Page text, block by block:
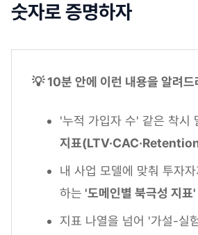
숫자로 증명하자
💡 10분 안에 이런 내용을 알려드
'누적 가입자 수' 같은 착시
지표
내 사업 모델에 맞춰 투자
하는 '도메인별 북극성 지표
지표 나열을 넘어 '가설-실